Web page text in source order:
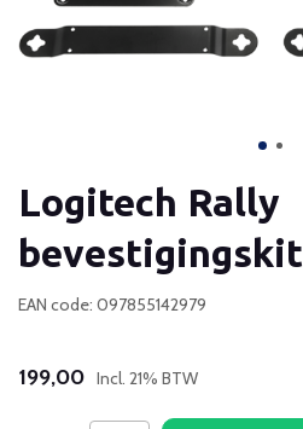
Logitech Rally
bevestigingskit
EAN code: 097855142979
199,00 Incl. 21% BTW